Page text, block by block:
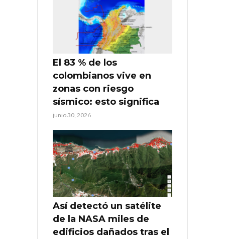
El 83 % de los
colombianos vive en
zonas con riesgo
sísmico: esto significa
junio 30, 2026
Así detectó un satélite
de la NASA miles de
edificios dañados tras el